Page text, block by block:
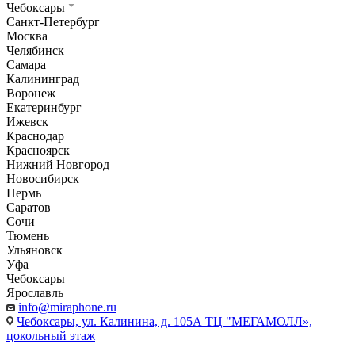
Чебоксары
Санкт-Петербург
Москва
Челябинск
Самара
Калининград
Воронеж
Екатеринбург
Ижевск
Краснодар
Красноярск
Нижний Новгород
Новосибирск
Пермь
Саратов
Сочи
Тюмень
Ульяновск
Уфа
Чебоксары
Ярославль
info@miraphone.ru
Чебоксары, ул. Калинина, д. 105А ТЦ "МЕГАМОЛЛ»,
цокольный этаж